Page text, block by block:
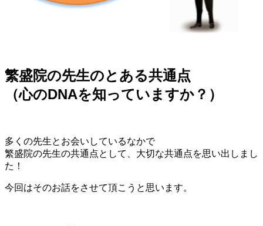
繁盛院の先生のとある共通点
（心のDNAを知っていますか？）
多くの先生とお会いしているなかで
繁盛院の先生の共通点として、大切な共通点を思い出しまし
た！
今回はそのお話をさせて頂こうと思います。